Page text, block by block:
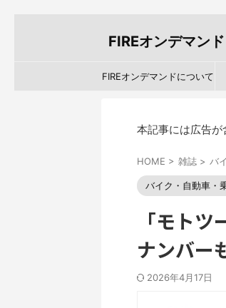
FIREオンデマンド
FIREオンデマンドについて
本記事には広告が
HOME > 雑誌 > バ
バイク・自動車・
「モト
ナンバー
2026年4月17日